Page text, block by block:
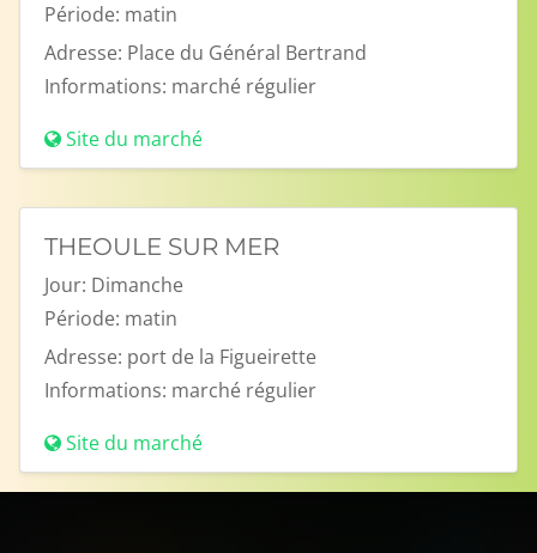
Période: matin
Adresse: Place du Général Bertrand
Informations: marché régulier
Site du marché
THEOULE SUR MER
Jour: Dimanche
Période: matin
Adresse: port de la Figueirette
Informations: marché régulier
Site du marché